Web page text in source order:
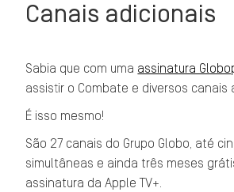
Canais adicionais
Sabia que com uma assinatura
assistir o Combate e diversos canais
É isso mesmo!
São 27 canais do Grupo Globo, até
simultâneas e ainda três meses
assinatura da Apple TV+.